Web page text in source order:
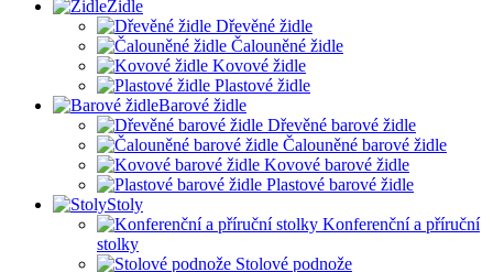
Židle
Dřevěné židle
Čalouněné židle
Kovové židle
Plastové židle
Barové židle
Dřevěné barové židle
Čalouněné barové židle
Kovové barové židle
Plastové barové židle
Stoly
Konferenční a příruční
stolky
Stolové podnože